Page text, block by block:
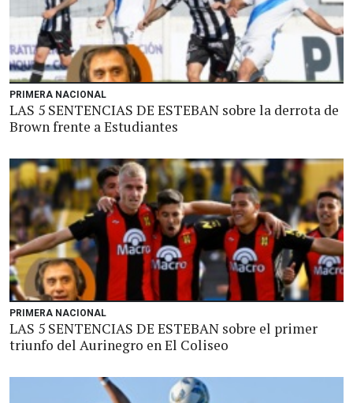
PRIMERA NACIONAL
LAS 5 SENTENCIAS DE ESTEBAN sobre la derrota de
Brown frente a Estudiantes
PRIMERA NACIONAL
LAS 5 SENTENCIAS DE ESTEBAN sobre el primer
triunfo del Aurinegro en El Coliseo